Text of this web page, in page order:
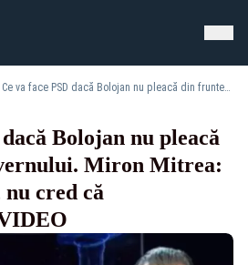
Ce va face PSD dacă Bolojan nu pleacă din fruntea Guvernului. Miron Mitrea: ”E încăpățânat, nu cred că demisionează” VIDEO
Bolojan nu pleacă
Miron Mitrea:
cred că